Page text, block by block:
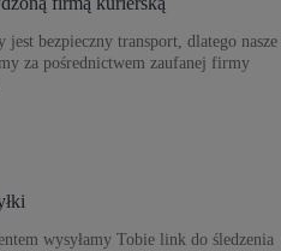
jest bezpieczny transport, dlatego nasze
za pośrednictwem zaufanej firmy
wysyłamy Tobie link do śledzenia